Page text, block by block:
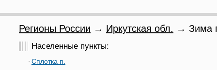
Регионы России → Иркутская обл. → Зима
Населенные пункты:
Сплотка п.